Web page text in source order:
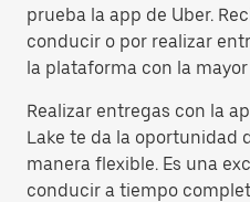
prueba la app de Uber.
conducir o por realizar
la plataforma con la
Realizar entregas con la
Lake te da la oportunidad
manera flexible. Es una
conducir a tiempo